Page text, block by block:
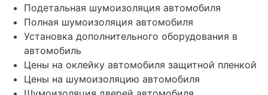
Подетальная шумоизоляция автомобиля
Полная шумоизоляция автомобиля
Установка дополнительного оборудования в
автомобиль
Цены на оклейку автомобиля защитной пленкой
Цены на шумоизоляцию автомобиля